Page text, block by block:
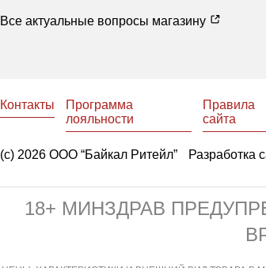
Все актуальные вопросы магазину
Контакты
Программа
лояльности
Правила
сайта
(с) 2026 ООО “Байкал Ритейл” Разработка
18+ МИНЗДРАВ